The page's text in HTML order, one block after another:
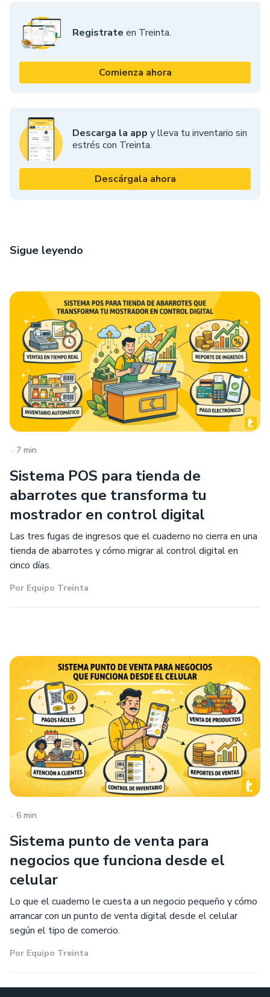
Registrate en Treinta.
Comienza ahora
Descarga la app y lleva tu inventario sin
estrés con Treinta.
Descárgala ahora
Sigue leyendo
. 7 min
Sistema POS para tienda de
abarrotes que transforma tu
mostrador en control digital
Las tres fugas de ingresos que el cuaderno no cierra en una
tienda de abarrotes y cómo migrar al control digital en
cinco días.
Por Equipo Treinta
. 6 min
Sistema punto de venta para
negocios que funciona desde el
celular
Lo que el cuaderno le cuesta a un negocio pequeño y cómo
arrancar con un punto de venta digital desde el celular
según el tipo de comercio.
Por Equipo Treinta